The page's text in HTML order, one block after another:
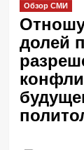
Обзор СМИ
долей